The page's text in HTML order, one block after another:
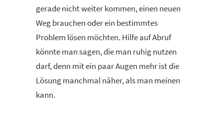
gerade nicht weiter kommen, einen neuen
Weg brauchen oder ein bestimmtes
Problem lösen möchten. Hilfe auf Abruf
könnte man sagen, die man ruhig nutzen
darf, denn mit ein paar Augen mehr ist die
Lösung manchmal näher, als man meinen
kann.